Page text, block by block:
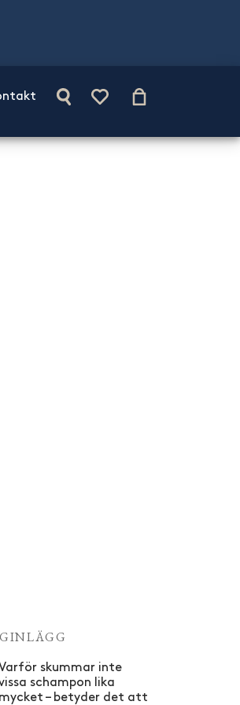
Varför skummar inte
schampon lika
mycket – betyder det att